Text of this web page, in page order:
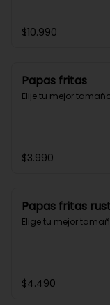
$10.990
Papas fritas
Elije tu mejor
$3.990
Papas fritas
Elige tu mejor
$4.490